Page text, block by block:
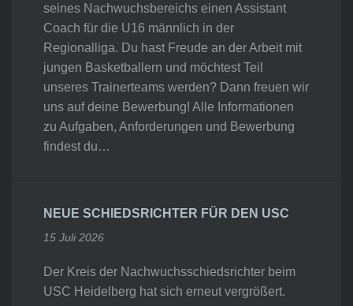
seines Nachwuchsbereichs einen Assistant
Coach für die U16 männlich in der
Regionalliga. Du hast Freude an der Arbeit mit
jungen Basketballern und möchtest Teil
unseres Trainerteams werden? Dann freuen wir
uns auf deine Bewerbung! Alle Informationen
zu Aufgaben, Anforderungen und Bewerbung
findest du…
NEUE SCHIEDSRICHTER FÜR DEN USC
15 Juli 2026
Der Kreis der Nachwuchsschiedsrichter beim
USC Heidelberg hat sich erneut vergrößert.